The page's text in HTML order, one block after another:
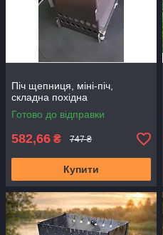
Піч щепниця, міні-піч,
складна похідна
Готово до відправки
582,66 ₴ 747 ₴
Купити